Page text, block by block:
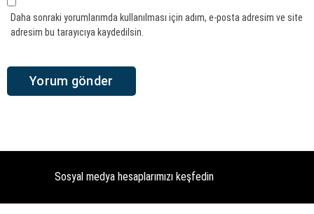
Daha sonraki yorumlarımda kullanılması için adım, e-posta adresim ve site
adresim bu tarayıcıya kaydedilsin.
Sosyal medya hesaplarımızı keşfedin